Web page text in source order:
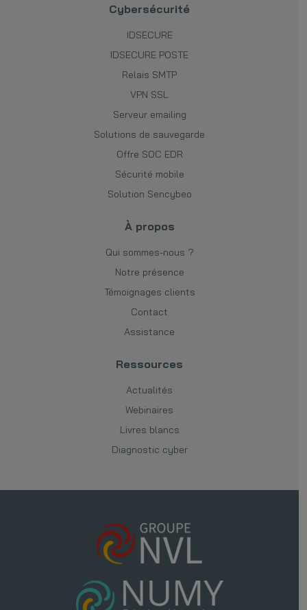
Cybersécurité
IDSECURE
IDSECURE POSTE
Relais SMTP
VPN SSL
Serveur emailing
Solutions de sauvegarde
Offre SOC EDR
Sécurité mobile
Solution Sencybeo
À propos
Qui sommes-nous ?
Notre présence
Témoignages clients
Contact
Assistance
Ressources
Actualités
Webinaires
Livres blancs
Diagnostic cyber